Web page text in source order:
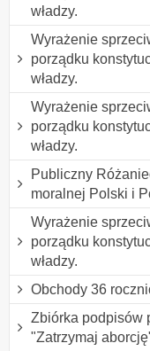
władzy.
Wyrażenie
porządku
władzy.
Wyrażenie
porządku
władzy.
Publiczny
moralnej Polski i
Wyrażenie
porządku
władzy.
Obchody 36
Zbiórka podpisów
"Zatrzymaj